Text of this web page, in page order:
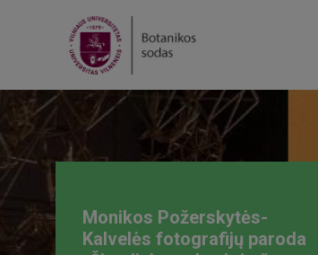
Sodo rėda | Šiaudinių sodų
stovykla